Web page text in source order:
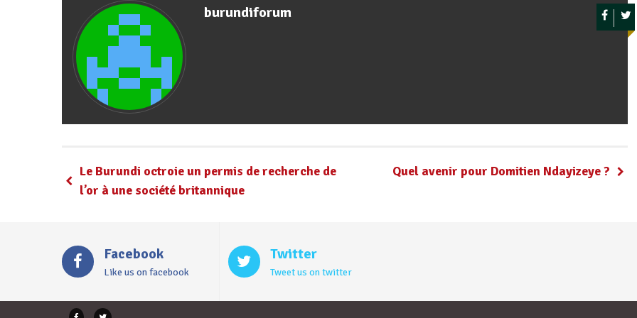
burundiforum
Le Burundi octroie un permis de recherche de
l’or à une société britannique
Quel avenir pour Domitien Ndayizeye ?
Facebook
Like us on facebook
Twitter
Tweet us on twitter